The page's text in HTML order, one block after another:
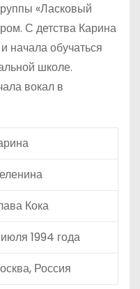
«Ласковый
С детства Карина
начала обучаться
школе.
вокал в
Кока
1994 года
Россия